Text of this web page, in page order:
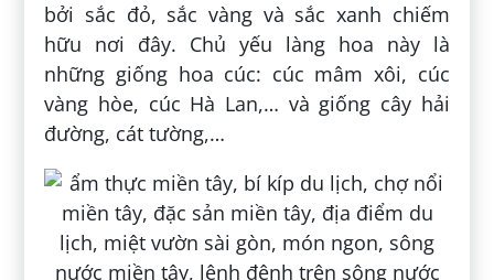
bởi sắc đỏ, sắc vàng và sắc xanh chiếm
hữu nơi đây. Chủ yếu làng hoa này là
những giống hoa cúc: cúc mâm xôi, cúc
vàng hòe, cúc Hà Lan,… và giống cây hải
đường, cát tường,…